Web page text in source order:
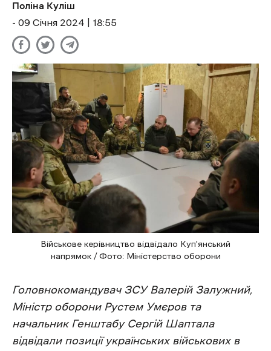
Поліна Куліш
- 09 Січня 2024 | 18:55
Військове керівництво відвідало Куп'янський
напрямок / Фото: Міністерство оборони
Головнокомандувач ЗСУ Валерій Залужний,
Міністр оборони Рустем Умєров та
начальник Генштабу Сергій Шаптала
відвідали позиції українських військових в